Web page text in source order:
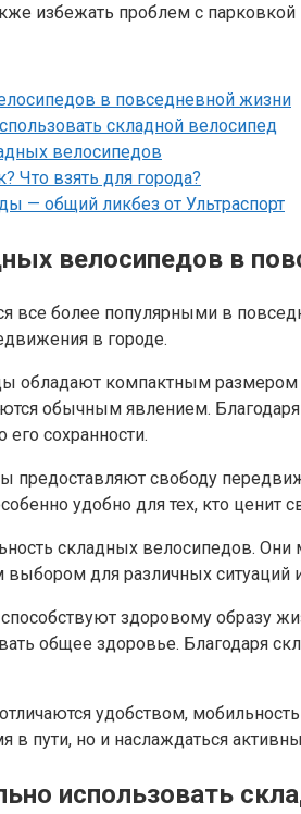
избежать проблем с
в повседневной жизни
складной велосипед
велосипедов
Что взять для города?
— общий ликбез от Ультраспорт
велосипедов в
все более популярными в
в городе.
обладают компактным размером
обычным явлением.
сохранности.
свободу
удобно для тех, кто
складных велосипедов. Они
выбором для различных ситуаций
здоровому образу
общее здоровье. Благодаря
удобством,
в пути, но и наслаждаться
использовать